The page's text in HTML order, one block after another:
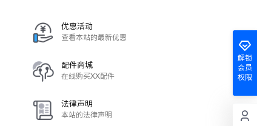
解锁
会员
权限
优惠活动
查看本站的最新优惠
配件商城
在线购买XX配件
法律声明
本站的法律声明